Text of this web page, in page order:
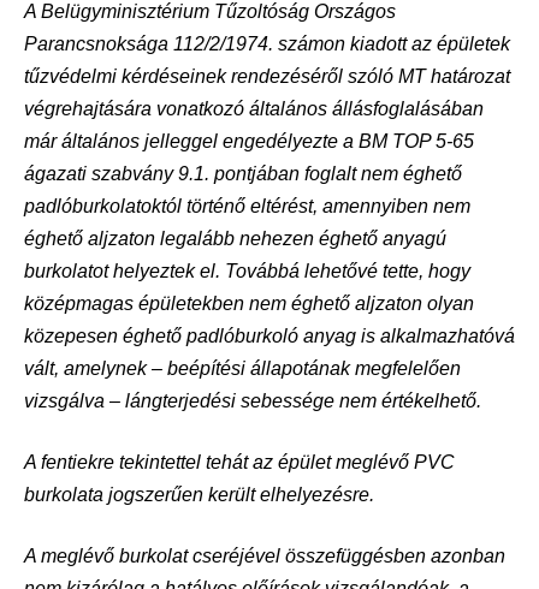
A Belügyminisztérium Tűzoltóság Országos
Parancsnoksága 112/2/1974. számon kiadott az épületek
tűzvédelmi kérdéseinek rendezéséről szóló MT határozat
végrehajtására vonatkozó általános állásfoglalásában
már általános jelleggel engedélyezte a BM TOP 5-65
ágazati szabvány 9.1. pontjában foglalt nem éghető
padlóburkolatoktól történő eltérést, amennyiben nem
éghető aljzaton legalább nehezen éghető anyagú
burkolatot helyeztek el. Továbbá lehetővé tette, hogy
középmagas épületekben nem éghető aljzaton olyan
közepesen éghető padlóburkoló anyag is alkalmazhatóvá
vált, amelynek – beépítési állapotának megfelelően
vizsgálva – lángterjedési sebessége nem értékelhető.
A fentiekre tekintettel tehát az épület meglévő PVC
burkolata jogszerűen került elhelyezésre.
A meglévő burkolat cseréjével összefüggésben azonban